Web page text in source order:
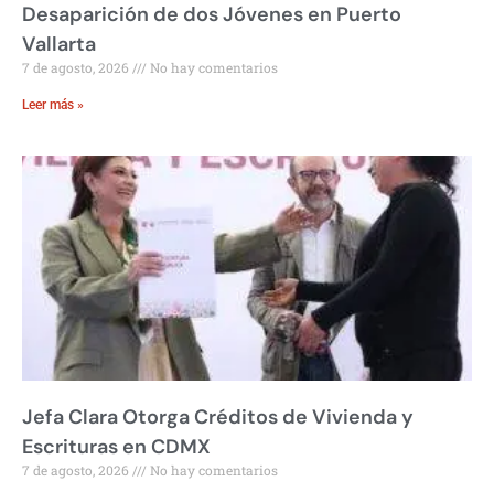
Desaparición de dos Jóvenes en Puerto
Vallarta
7 de agosto, 2026 No hay comentarios
Leer más »
Jefa Clara Otorga Créditos de Vivienda y
Escrituras en CDMX
7 de agosto, 2026 No hay comentarios